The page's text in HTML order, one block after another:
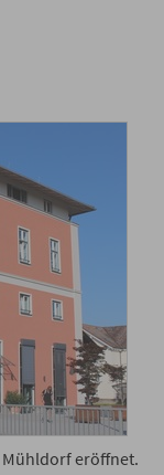
Mühldorf eröffnet.